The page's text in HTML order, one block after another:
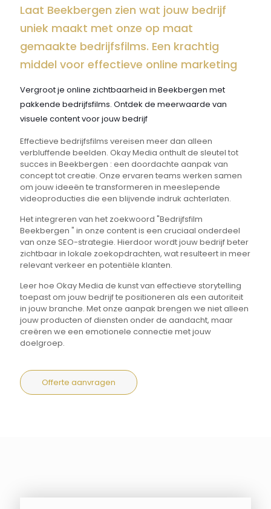
Laat Beekbergen zien wat jouw bedrijf
uniek maakt met onze op maat
gemaakte bedrijfsfilms. Een krachtig
middel voor effectieve online marketing
Vergroot je online zichtbaarheid in Beekbergen met
pakkende bedrijfsfilms. Ontdek de meerwaarde van
visuele content voor jouw bedrijf
Effectieve bedrijfsfilms vereisen meer dan alleen
verbluffende beelden. Okay Media onthult de sleutel tot
succes in Beekbergen : een doordachte aanpak van
concept tot creatie. Onze ervaren teams werken samen
om jouw ideeën te transformeren in meeslepende
videoproducties die een blijvende indruk achterlaten.
Het integreren van het zoekwoord "Bedrijfsfilm
Beekbergen " in onze content is een cruciaal onderdeel
van onze SEO-strategie. Hierdoor wordt jouw bedrijf beter
zichtbaar in lokale zoekopdrachten, wat resulteert in meer
relevant verkeer en potentiële klanten.
Leer hoe Okay Media de kunst van effectieve storytelling
toepast om jouw bedrijf te positioneren als een autoriteit
in jouw branche. Met onze aanpak brengen we niet alleen
jouw producten of diensten onder de aandacht, maar
creëren we een emotionele connectie met jouw
doelgroep.
Offerte aanvragen